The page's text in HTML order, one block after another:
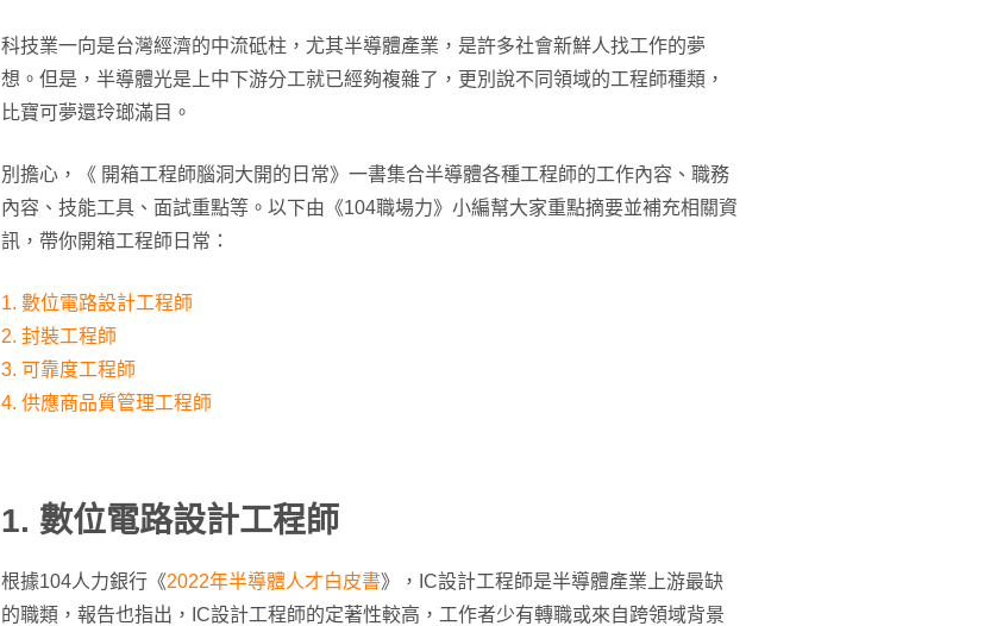
科技業一向是台灣經濟的中流砥柱，尤其半導體產業，是許多社會新鮮人找工作的夢
想。但是，半導體光是上中下游分工就已經夠複雜了，更別說不同領域的工程師種類，
比寶可夢還玲瑯滿目。
別擔心，《 開箱工程師腦洞大開的日常》一書集合半導體各種工程師的工作內容、職務
內容、技能工具、面試重點等。以下由《104職場力》小編幫大家重點摘要並補充相關資
訊，帶你開箱工程師日常：
1. 數位電路設計工程師
2. 封裝工程師
3. 可靠度工程師
4. 供應商品質管理工程師
1. 數位電路設計工程師
根據104人力銀行《2022年半導體人才白皮書》，IC設計工程師是半導體產業上游最缺
的職類，報告也指出，IC設計工程師的定著性較高，工作者少有轉職或來自跨領域背景